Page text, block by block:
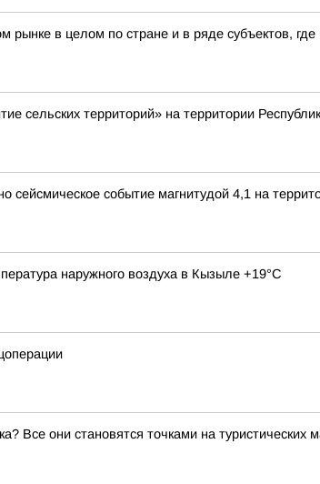
в целом по стране и в ряде субъектов,
сельских территорий» на территории
сейсмическое событие магнитудой 4,1 на
наружного воздуха в Кызыле +19°С
Все они становятся точками на туристических